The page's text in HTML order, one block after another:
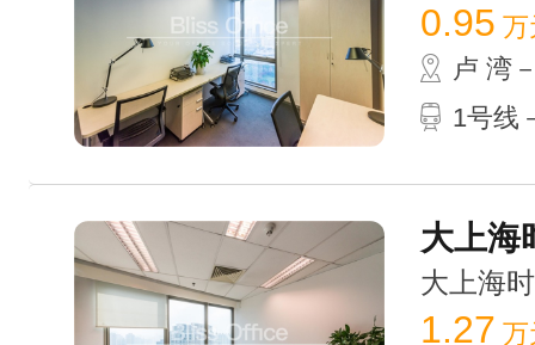
0.95 万
卢 湾
1号线
大上海
大上海
1.27 万